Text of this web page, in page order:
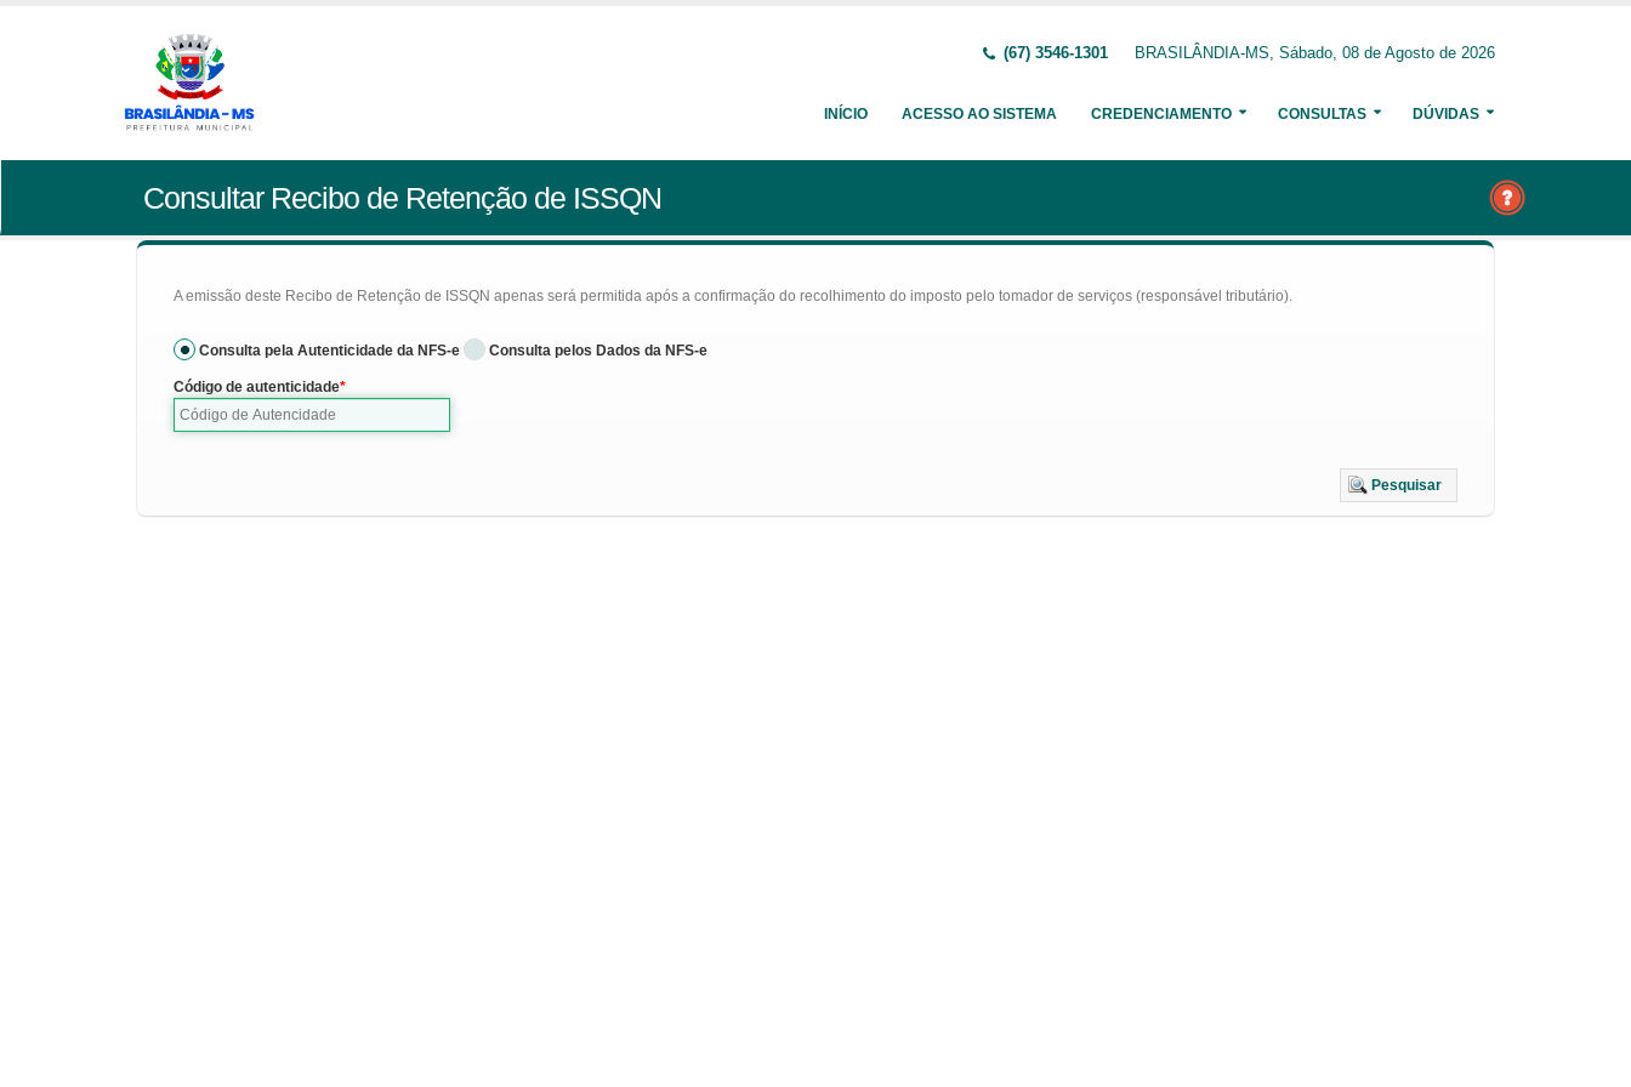
(67) 3546-1301 BRASILÂNDIA-MS, Sábado, 08 de Agosto de 2026
INÍCIO ACESSO AO SISTEMA CREDENCIAMENTO CONSULTAS DÚVIDAS
Consultar Recibo de Retenção de ISSQN
A emissão deste Recibo de Retenção de ISSQN apenas será permitida após a confirmação do recolhimento do imposto pelo tomador de serviços (responsável tributário).
Consulta pela Autenticidade da NFS-e Consulta pelos Dados da NFS-e
Código de autenticidade
Pesquisar